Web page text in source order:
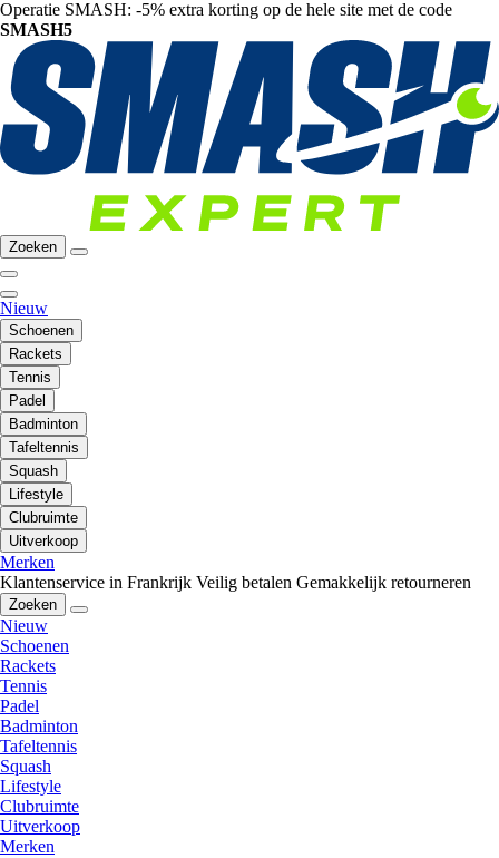
Operatie SMASH: -5% extra korting op de hele site met de code
SMASH5
Zoeken
Nieuw
Schoenen
Rackets
Tennis
Padel
Badminton
Tafeltennis
Squash
Lifestyle
Clubruimte
Uitverkoop
Merken
Klantenservice in Frankrijk Veilig betalen Gemakkelijk retourneren
Zoeken
Nieuw
Schoenen
Rackets
Tennis
Padel
Badminton
Tafeltennis
Squash
Lifestyle
Clubruimte
Uitverkoop
Merken